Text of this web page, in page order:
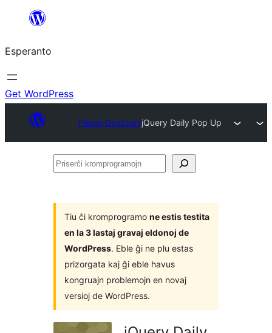
al
la
enhavo
Esperanto
Get WordPress
Plugin DirectoryjQuery Daily Pop Up
Priserĉi
Tiu ĉi kromprogramo ne estis testita
en la 3 lastaj gravaj eldonoj de
WordPress. Eble ĝi ne plu estas
prizorgata kaj ĝi eble havus
kongruajn problemojn en novaj
versioj de WordPress.